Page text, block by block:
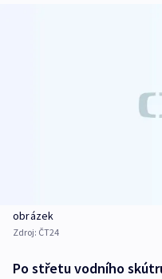
obrázek
Zdroj: ČT24
Po střetu vodního